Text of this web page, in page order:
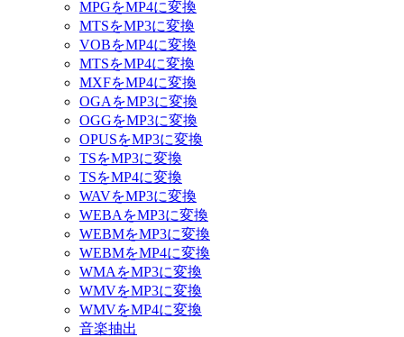
MPGをMP4に変換
MTSをMP3に変換
VOBをMP4に変換
MTSをMP4に変換
MXFをMP4に変換
OGAをMP3に変換
OGGをMP3に変換
OPUSをMP3に変換
TSをMP3に変換
TSをMP4に変換
WAVをMP3に変換
WEBAをMP3に変換
WEBMをMP3に変換
WEBMをMP4に変換
WMAをMP3に変換
WMVをMP3に変換
WMVをMP4に変換
音楽抽出